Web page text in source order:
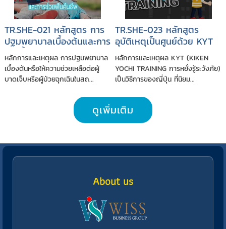
TR.SHE-021 หลักสูตร การ
ปฐมพยาบาลเบื้องต้นและการ
ช่วยฟื้นคืนชีพ
หลักการและเหตุผล การปฐมพยาบาล
เบื้องต้นหรือให้ความช่วยเหลือต่อผู้
บาดเจ็บหรือผู้ป่วยฉุกเฉินในสถ...
TR.SHE-023 หลักสูตร
อุบัติเหตุเป็นศูนย์ด้วย KYT
หลักการและเหตุผล KYT (KIKEN
YOCHI TRAINING การหยั่งรู้ระวังภัย)
เป็นวิธีการของญี่ปุ่น ที่นิยม...
ดูเพิ่มเติม
About us